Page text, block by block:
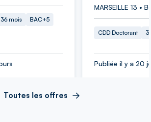
36 mois BAC+5
MARSEILLE 13 •
CDD Doctorant
Publiée il y a 20
Toutes les offres